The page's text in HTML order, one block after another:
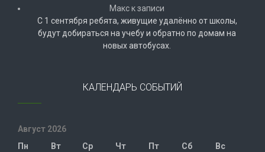
Макск записи
С 1 сентября ребята, живущие удалённо от школы,
будут добираться на учебу и обратно по домам на
новых автобусах.
КАЛЕНДАРЬ СОБЫТИЙ
Август 2026
Пн
Вт Ср Чт Пт Сб
Вс